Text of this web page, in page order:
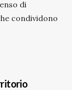
di
condividono